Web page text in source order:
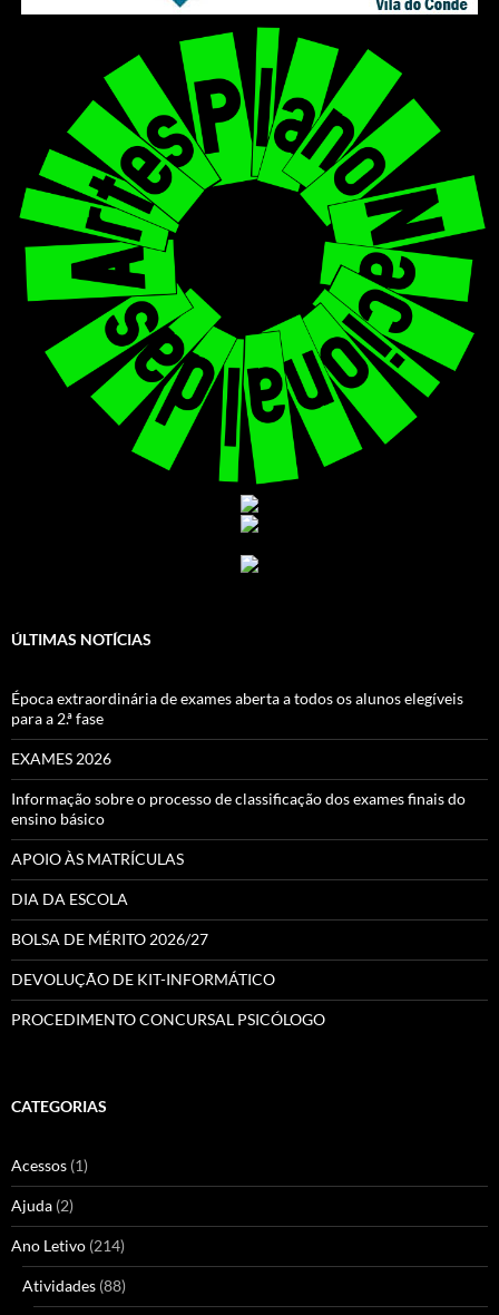
ÚLTIMAS NOTÍCIAS
Época extraordinária de exames aberta a todos os alunos elegíveis
para a 2.ª fase
EXAMES 2026
Informação sobre o processo de classificação dos exames finais do
ensino básico
APOIO ÀS MATRÍCULAS
DIA DA ESCOLA
BOLSA DE MÉRITO 2026/27
DEVOLUÇÃO DE KIT-INFORMÁTICO
PROCEDIMENTO CONCURSAL PSICÓLOGO
CATEGORIAS
Acessos (1)
Ajuda (2)
Ano Letivo (214)
Atividades (88)